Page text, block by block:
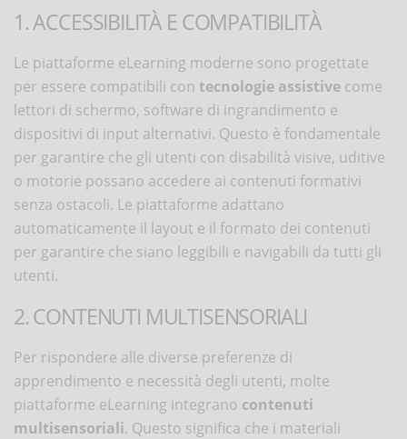
1. ACCESSIBILITÀ E COMPATIBILITÀ
Le piattaforme eLearning moderne sono progettate
per essere compatibili con tecnologie assistive come
lettori di schermo, software di ingrandimento e
dispositivi di input alternativi. Questo è fondamentale
per garantire che gli utenti con disabilità visive, uditive
o motorie possano accedere ai contenuti formativi
senza ostacoli. Le piattaforme adattano
automaticamente il layout e il formato dei contenuti
per garantire che siano leggibili e navigabili da tutti gli
utenti.
2. CONTENUTI MULTISENSORIALI
Per rispondere alle diverse preferenze di
apprendimento e necessità degli utenti, molte
piattaforme eLearning integrano contenuti
multisensoriali. Questo significa che i materiali